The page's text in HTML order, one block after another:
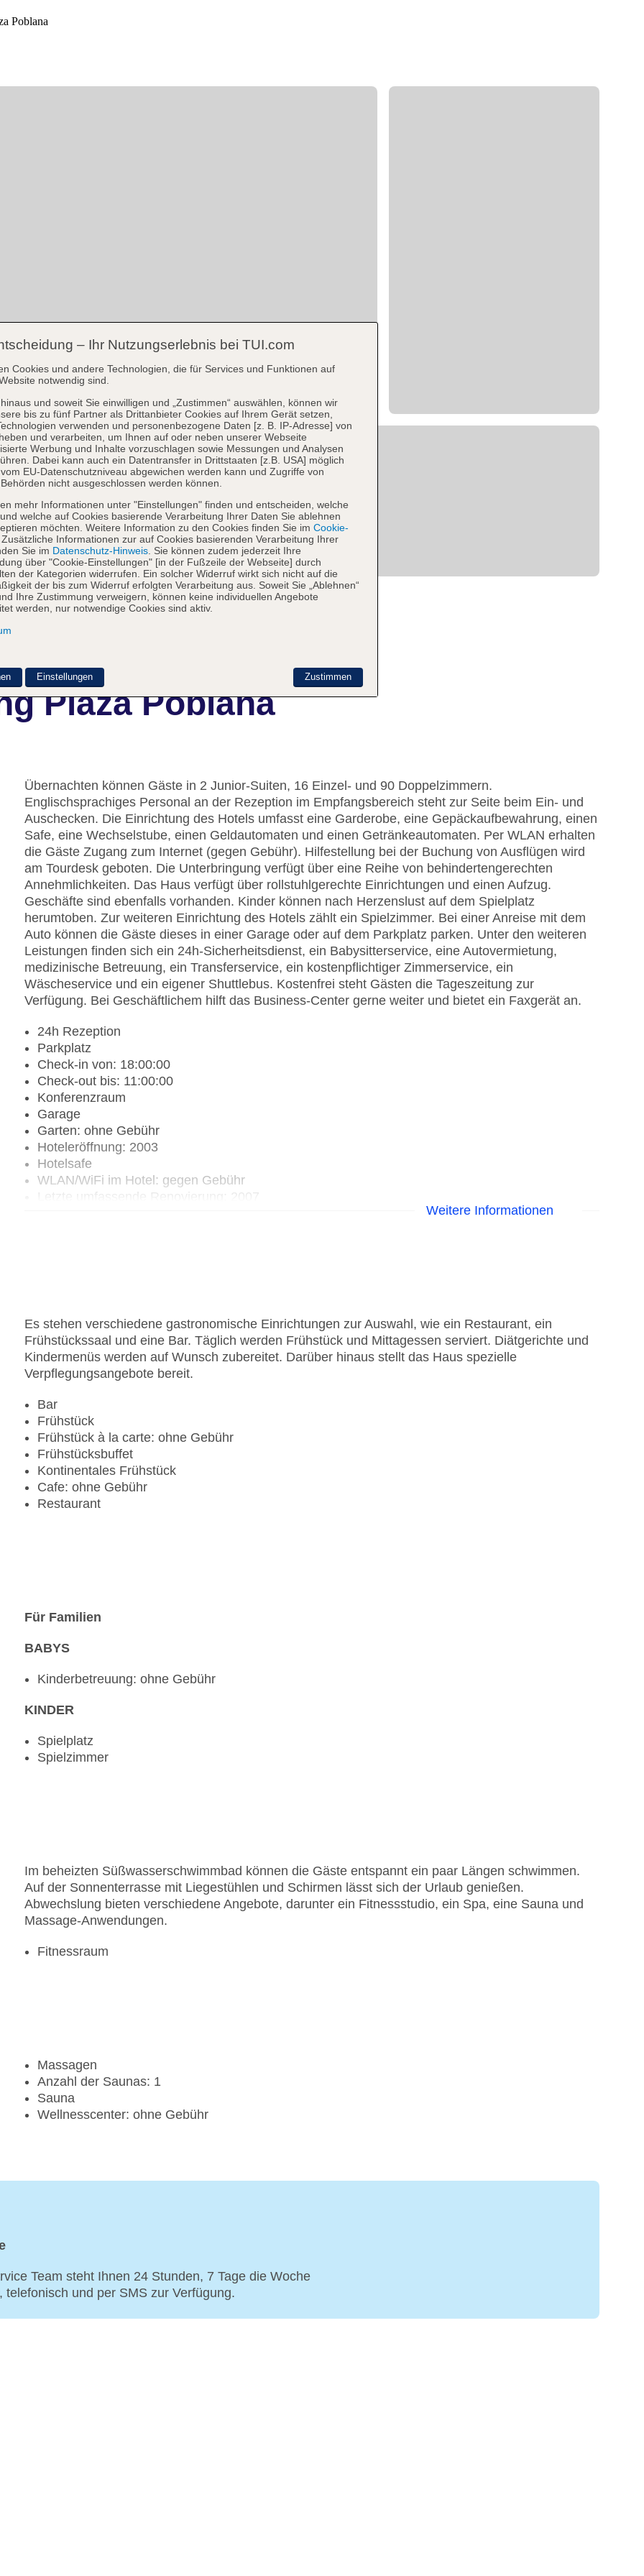
Plaza Poblana
Übernachten können Gäste in 2 Junior-Suiten, 16 Einzel- und 90 Doppelzimmern.
Englischsprachiges Personal an der Rezeption im Empfangsbereich steht zur Seite beim Ein- und
Auschecken. Die Einrichtung des Hotels umfasst eine Garderobe, eine Gepäckaufbewahrung, einen
Safe, eine Wechselstube, einen Geldautomaten und einen Getränkeautomaten. Per WLAN erhalten
die Gäste Zugang zum Internet (gegen Gebühr). Hilfestellung bei der Buchung von Ausflügen wird
am Tourdesk geboten. Die Unterbringung verfügt über eine Reihe von behindertengerechten
Annehmlichkeiten. Das Haus verfügt über rollstuhlgerechte Einrichtungen und einen Aufzug.
Geschäfte sind ebenfalls vorhanden. Kinder können nach Herzenslust auf dem Spielplatz
herumtoben. Zur weiteren Einrichtung des Hotels zählt ein Spielzimmer. Bei einer Anreise mit dem
Auto können die Gäste dieses in einer Garage oder auf dem Parkplatz parken. Unter den weiteren
Leistungen finden sich ein 24h-Sicherheitsdienst, ein Babysitterservice, eine Autovermietung,
medizinische Betreuung, ein Transferservice, ein kostenpflichtiger Zimmerservice, ein
Wäscheservice und ein eigener Shuttlebus. Kostenfrei steht Gästen die Tageszeitung zur
Verfügung. Bei Geschäftlichem hilft das Business-Center gerne weiter und bietet ein Faxgerät an.
24h Rezeption
Parkplatz
Check-in von: 18:00:00
Check-out bis: 11:00:00
Konferenzraum
Garage
Garten: ohne Gebühr
Hoteleröffnung: 2003
Hotelsafe
WLAN/WiFi im Hotel: gegen Gebühr
Letzte umfassende Renovierung: 2007
Pools:Beheizter Außenpool, Indoor Pool: ohne Gebühr, Sonnenschirme am Pool, Liegen am Pool
Zahlungsarten: American Express, Mastercard, Visa
Landeskategorie: 3,5 Sterne
Weitere Informationen
Es stehen verschiedene gastronomische Einrichtungen zur Auswahl, wie ein Restaurant, ein
Frühstückssaal und eine Bar. Täglich werden Frühstück und Mittagessen serviert. Diätgerichte und
Kindermenüs werden auf Wunsch zubereitet. Darüber hinaus stellt das Haus spezielle
Verpflegungsangebote bereit.
Bar
Frühstück
Frühstück à la carte: ohne Gebühr
Frühstücksbuffet
Kontinentales Frühstück
Cafe: ohne Gebühr
Restaurant
Für Familien
BABYS
Kinderbetreuung: ohne Gebühr
KINDER
Spielplatz
Spielzimmer
Im beheizten Süßwasserschwimmbad können die Gäste entspannt ein paar Längen schwimmen.
Auf der Sonnenterrasse mit Liegestühlen und Schirmen lässt sich der Urlaub genießen.
Abwechslung bieten verschiedene Angebote, darunter ein Fitnessstudio, ein Spa, eine Sauna und
Massage-Anwendungen.
Fitnessraum
Massagen
Anzahl der Saunas: 1
Sauna
Wellnesscenter: ohne Gebühr
Team steht Ihnen 24 Stunden, 7 Tage die Woche
und per SMS zur Verfügung.
– Ihr Nutzungserlebnis bei TUI.com
Cookies und andere Technologien, die für Services und Funktionen auf
notwendig sind.
und soweit Sie einwilligen und „Zustimmen“ auswählen, können wir
bis zu fünf Partner als Drittanbieter Cookies auf Ihrem Gerät setzen,
verwenden und personenbezogene Daten [z. B. IP-Adresse] von
und verarbeiten, um Ihnen auf oder neben unserer Webseite
Werbung und Inhalte vorzuschlagen sowie Messungen und Analysen
Dabei kann auch ein Datentransfer in Drittstaaten [z.B. USA] möglich
EU-Datenschutzniveau abgewichen werden kann und Zugriffe von
nicht ausgeschlossen werden können.
mehr Informationen unter "Einstellungen" finden und entscheiden, welche
welche auf Cookies basierende Verarbeitung Ihrer Daten Sie ablehnen
möchten. Weitere Information zu den Cookies finden Sie im Cookie-
. Zusätzliche Informationen zur auf Cookies basierenden Verarbeitung Ihrer
Sie im Datenschutz-Hinweis . Sie können zudem jederzeit Ihre
über "Cookie-Einstellungen" [in der Fußzeile der Webseite] durch
der Kategorien widerrufen. Ein solcher Widerruf wirkt sich nicht auf die
der bis zum Widerruf erfolgten Verarbeitung aus. Soweit Sie „Ablehnen“
Ihre Zustimmung verweigern, können keine individuellen Angebote
werden, nur notwendige Cookies sind aktiv.
Zustimmen
Einstellungen